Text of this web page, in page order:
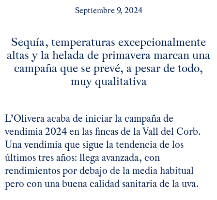
Septiembre 9, 2024
Sequía, temperaturas excepcionalmente
altas y la helada de primavera marcan una
campaña que se prevé, a pesar de todo,
muy qualitativa
L’Olivera acaba de iniciar la campaña de
vendimia 2024 en las fincas de la Vall del Corb.
Una vendimia que sigue la tendencia de los
últimos tres años: llega avanzada, con
rendimientos por debajo de la media habitual
pero con una buena calidad sanitaria de la uva.